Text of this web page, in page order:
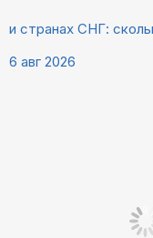
и странах СНГ:
6 авг 2026